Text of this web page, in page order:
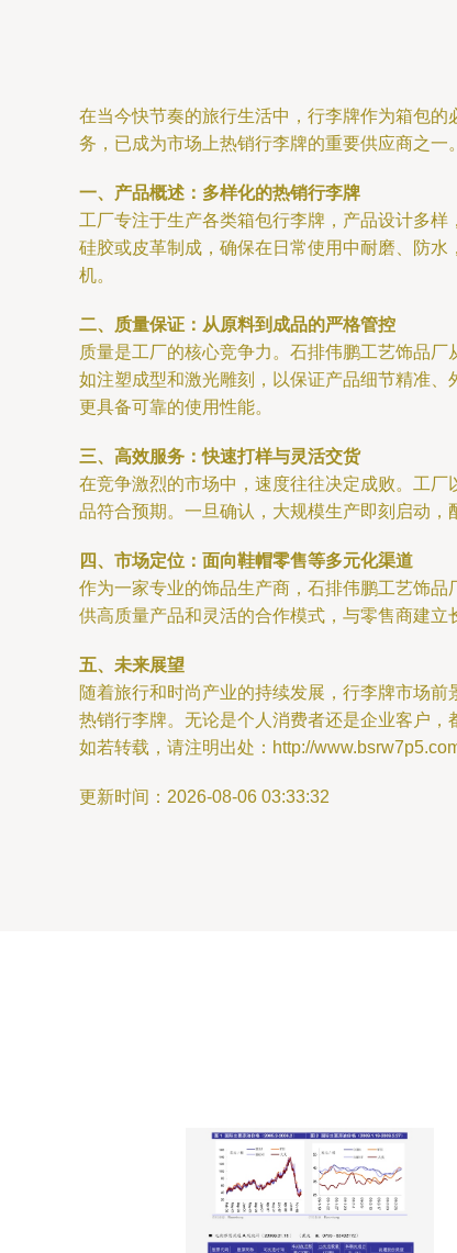
在当今快节奏的旅行生活中，行李牌作为箱包
务，已成为市场上热销行李牌的重要供应商之一。
一、产品概述：多样化的热销行李牌
工厂专注于生产各类箱包行李牌，产品设计多
硅胶或皮革制成，确保在日常使用中耐磨、防
机。
二、质量保证：从原料到成品的严格管控
质量是工厂的核心竞争力。石排伟鹏工艺饰品
如注塑成型和激光雕刻，以保证产品细节精准
更具备可靠的使用性能。
三、高效服务：快速打样与灵活交货
在竞争激烈的市场中，速度往往决定成败。工
品符合预期。一旦确认，大规模生产即刻启动，
四、市场定位：面向鞋帽零售等多元化渠道
作为一家专业的饰品生产商，石排伟鹏工艺饰
供高质量产品和灵活的合作模式，与零售商建立
五、未来展望
随着旅行和时尚产业的持续发展，行李牌市场
热销行李牌。无论是个人消费者还是企业客户，
如若转载，请注明出处：http://
更新时间：2026-08-06 03:33:32